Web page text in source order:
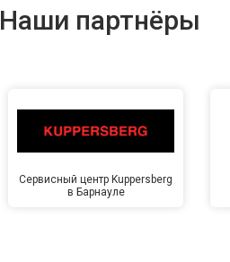
Наши партнёры
Сервисный центр Kuppersberg
в Барнауле